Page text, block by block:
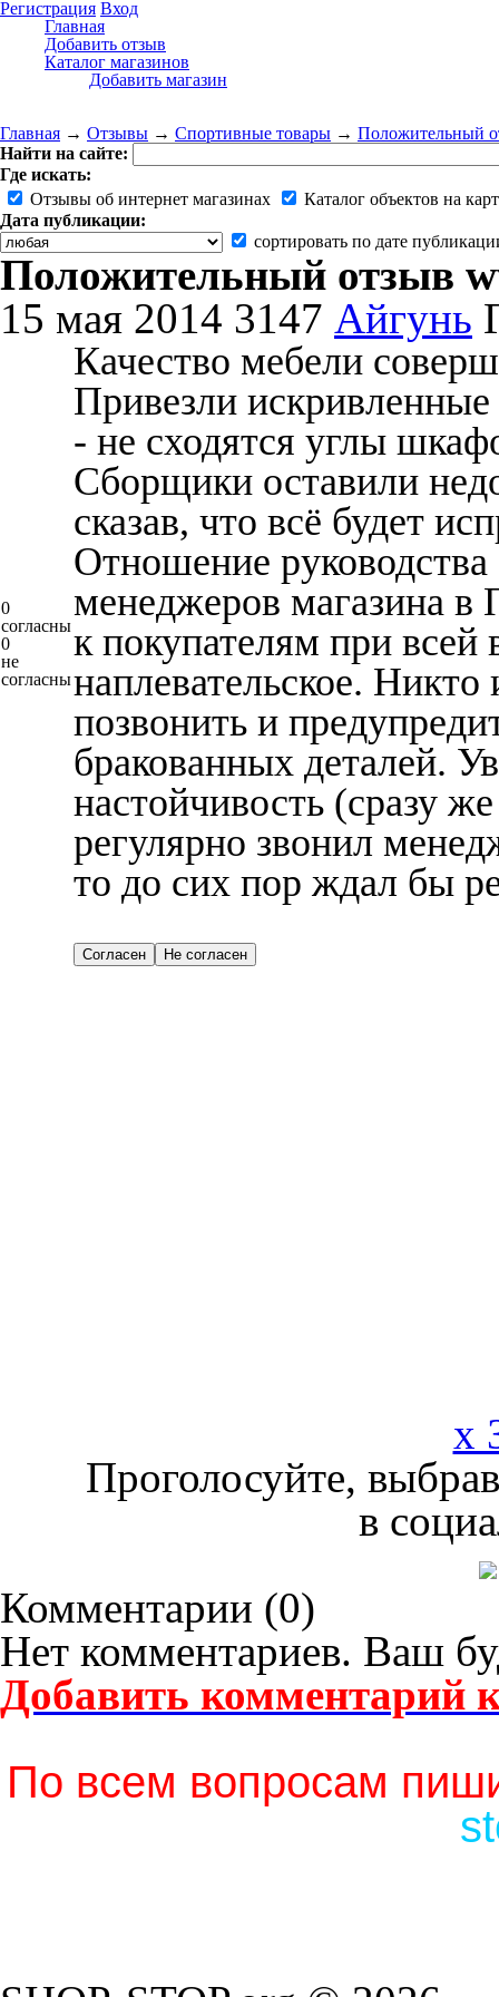
Регистрация Вход
Главная
Добавить отзыв
Каталог магазинов
Добавить магазин
Главная → Отзывы → Спортивные товары → Положительный
Найти на сайте:
Где искать:
Отзывы об интернет магазинах
Каталог объектов на
Дата публикации:
сортировать по дате
Положительный отзыв
15 мая 2014 3147 Айгунь
0
согласны
0
не
согласны
Качество мебели
Привезли
- не сходятся углы
Сборщики оставили
сказав, что всё будет
Отношение
менеджеров магазина в
к покупателям при
наплевательское.
позвонить и
бракованных деталей.
настойчивость (сразу
регулярно звонил
то до сих пор ждал бы
x
Проголосуйте,
в
Комментарии (0)
Нет комментариев. Ваш
Добавить комментарий
По всем вопросам